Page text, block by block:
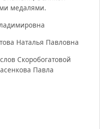
медалями.
Наталья Павловна
Скоробогатовой
Павла